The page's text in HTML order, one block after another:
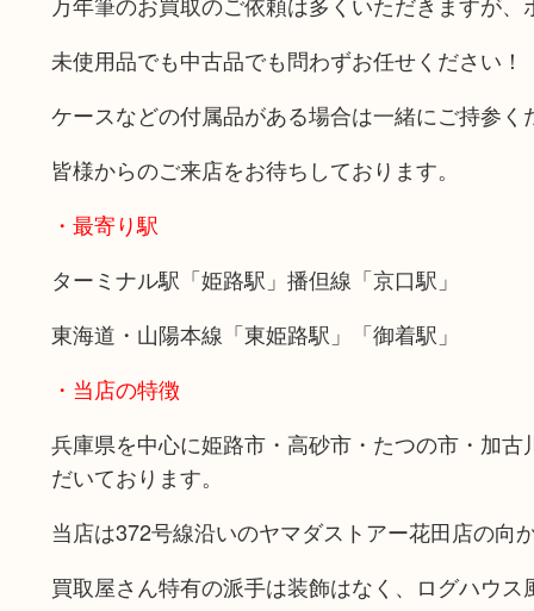
未使用品でも中古品でも問わずお任せください！
ケースなどの付属品がある場合は一緒にご持参く
皆様からのご来店をお待ちしております。
・最寄り駅
ターミナル駅「姫路駅」播但線「京口駅」
東海道・山陽本線「東姫路駅」「御着駅」
・当店の特徴
兵庫県を中心に姫路市・高砂市・たつの市・加
だいております。
当店は372号線沿いのヤマダストアー花田店の向
買取屋さん特有の派手は装飾はなく、ログハウス